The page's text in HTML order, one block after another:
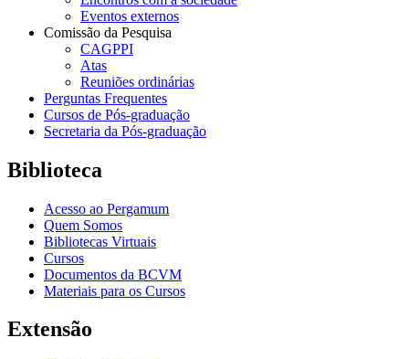
Eventos externos
Comissão da Pesquisa
CAGPPI
Atas
Reuniões ordinárias
Perguntas Frequentes
Cursos de Pós-graduação
Secretaria da Pós-graduação
Biblioteca
Acesso ao Pergamum
Quem Somos
Bibliotecas Virtuais
Cursos
Documentos da BCVM
Materiais para os Cursos
Extensão